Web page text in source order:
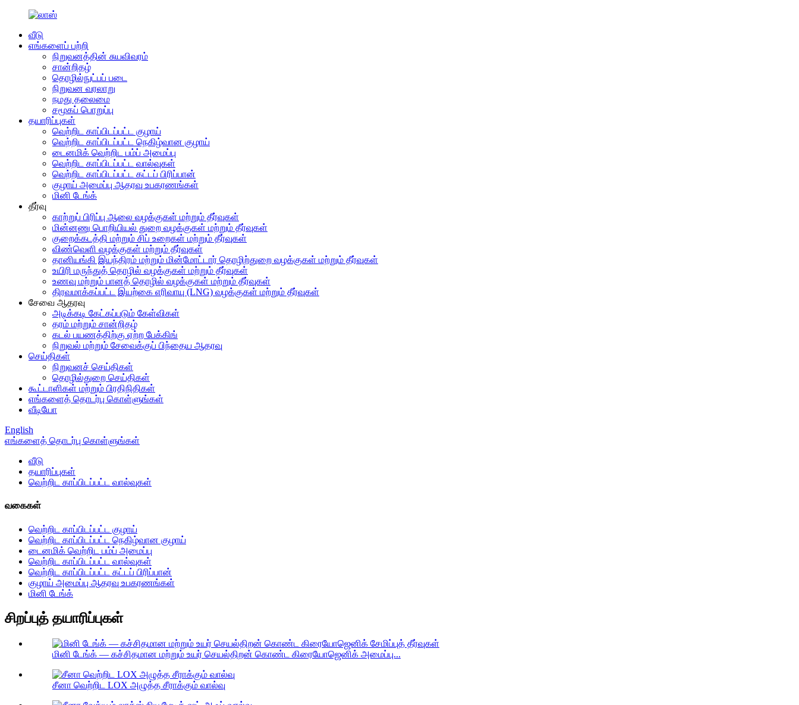
வீடு
எங்களைப் பற்றி
நிறுவனத்தின் சுயவிவரம்
சான்றிதழ்
தொழில்நுட்பப் படை
நிறுவன வரலாறு
நமது தலைமை
சமூகப் பொறுப்பு
தயாரிப்புகள்
வெற்றிட காப்பிடப்பட்ட குழாய்
வெற்றிட காப்பிடப்பட்ட நெகிழ்வான குழாய்
டைனமிக் வெற்றிட பம்ப் அமைப்பு
வெற்றிட காப்பிடப்பட்ட வால்வுகள்
வெற்றிட காப்பிடப்பட்ட கட்டப் பிரிப்பான்
குழாய் அமைப்பு ஆதரவு உபகரணங்கள்
மினி டேங்க்
தீர்வு
காற்றுப் பிரிப்பு ஆலை வழக்குகள் மற்றும் தீர்வுகள்
மின்னணு பொறியியல் துறை வழக்குகள் மற்றும் தீர்வுகள்
குறைக்கடத்தி மற்றும் சிப் உறைகள் மற்றும் தீர்வுகள்
விண்வெளி வழக்குகள் மற்றும் தீர்வுகள்
தானியங்கி இயந்திரம் மற்றும் மின்மோட்டார் தொழிற்துறை வழக்குகள் மற்றும் தீர்வுகள்
உயிரி மருந்துத் தொழில் வழக்குகள் மற்றும் தீர்வுகள்
உணவு மற்றும் பானத் தொழில் வழக்குகள் மற்றும் தீர்வுகள்
திரவமாக்கப்பட்ட இயற்கை எரிவாயு (LNG) வழக்குகள் மற்றும் தீர்வுகள்
சேவை ஆதரவு
அடிக்கடி கேட்கப்படும் கேள்விகள்
தரம் மற்றும் சான்றிதழ்
கடல் பயணத்திற்கு ஏற்ற பேக்கிங்
நிறுவல் மற்றும் சேவைக்குப் பிந்தைய ஆதரவு
செய்திகள்
நிறுவனச் செய்திகள்
தொழில்துறை செய்திகள்
கூட்டாளிகள் மற்றும் பிரதிநிதிகள்
எங்களைத் தொடர்பு கொள்ளுங்கள்
வீடியோ
English
எங்களைத் தொடர்பு கொள்ளுங்கள்
வீடு
தயாரிப்புகள்
வெற்றிட காப்பிடப்பட்ட வால்வுகள்
வகைகள்
வெற்றிட காப்பிடப்பட்ட குழாய்
வெற்றிட காப்பிடப்பட்ட நெகிழ்வான குழாய்
டைனமிக் வெற்றிட பம்ப் அமைப்பு
வெற்றிட காப்பிடப்பட்ட வால்வுகள்
வெற்றிட காப்பிடப்பட்ட கட்டப் பிரிப்பான்
குழாய் அமைப்பு ஆதரவு உபகரணங்கள்
மினி டேங்க்
சிறப்புத் தயாரிப்புகள்
மினி டேங்க் — கச்சிதமான மற்றும் உயர் செயல்திறன் கொண்ட கிரையோஜெனிக் அமைப்பு...
சீனா வெற்றிட LOX அழுத்த சீராக்கும் வால்வு